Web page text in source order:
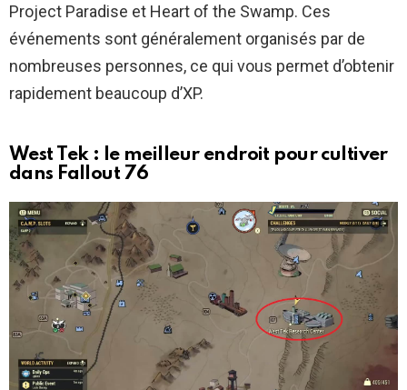
Project Paradise et Heart of the Swamp. Ces
événements sont généralement organisés par de
nombreuses personnes, ce qui vous permet d’obtenir
rapidement beaucoup d’XP.
West Tek : le meilleur endroit pour cultiver
dans Fallout 76